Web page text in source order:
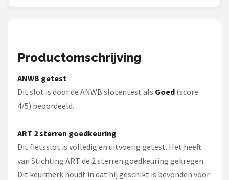
Productomschrijving
ANWB getest
Dit slot is door de ANWB slotentest als Goed (score
4/5) beoordeeld.
ART 2 sterren goedkeuring
Dit fietsslot is volledig en uitvoerig getest. Het heeft
van Stichting ART de 2 sterren goedkeuring gekregen.
Dit keurmerk houdt in dat hij geschikt is bevonden voor